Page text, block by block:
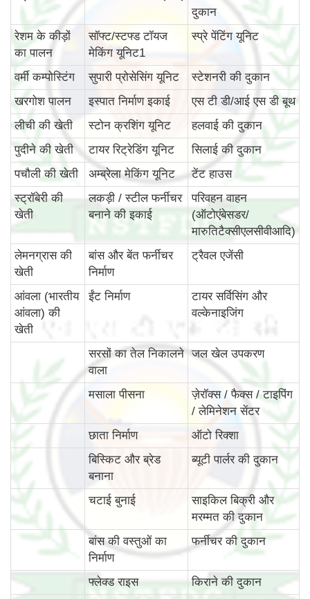
दुकान
रेशम के कीड़ों
का पालन
सॉफ्ट/स्टफ्ड टॉयज
मेकिंग यूनिट1
स्प्रे पेंटिंग यूनिट
वर्मी कम्पोस्टिंग सुपारी प्रोसेसिंग यूनिट
स्टेशनरी की दुकान
खरगोश पालन
इस्पात निर्माण इकाई
एस टी डी/आई एस डी बूथ
लीची की खेती
स्टोन क्रशिंग यूनिट
हलवाई की दुकान
पुदीने की खेती
टायर रिट्रेडिंग यूनिट
सिलाई की दुकान
पचौली की खेती
अम्ब्रेला मेकिंग यूनिट
टेंट हाउस
स्ट्रॉबेरी की
खेती
लकड़ी / स्टील फर्नीचर
बनाने की इकाई
परिवहन वाहन
(ऑटोएंबेसडर/
मारुतिटैक्सीएलसीवीआदि)
लेमनग्रास की
खेती
बांस और बेंत फर्नीचर
निर्माण
ट्रैवल एजेंसी
आंवला (भारतीय
आंवला) की
खेती
ईंट निर्माण
टायर सर्विसिंग और
वल्केनाइजिंग
सरसों का तेल निकालने
वाला
जल खेल उपकरण
मसाला पीसना
ज़ेरॉक्स / फैक्स / टाइपिंग
/ लेमिनेशन सेंटर
छाता निर्माण
ऑटो रिक्शा
बिस्किट और ब्रेड
बनाना
ब्यूटी पार्लर की दुकान
चटाई बुनाई
साइकिल बिक्री और
मरम्मत की दुकान
बांस की वस्‍तुओं का
निर्माण
फर्नीचर की दुकान
फ्लेक्ड राइस
किराने की दुकान